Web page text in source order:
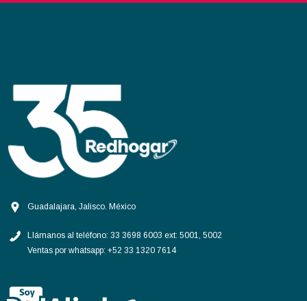
Guadalajara, Jalisco. México
Llámanos al teléfono: 33 3698 6003 ext: 5001, 5002
Ventas por whatsapp: +52 33 1320 7614